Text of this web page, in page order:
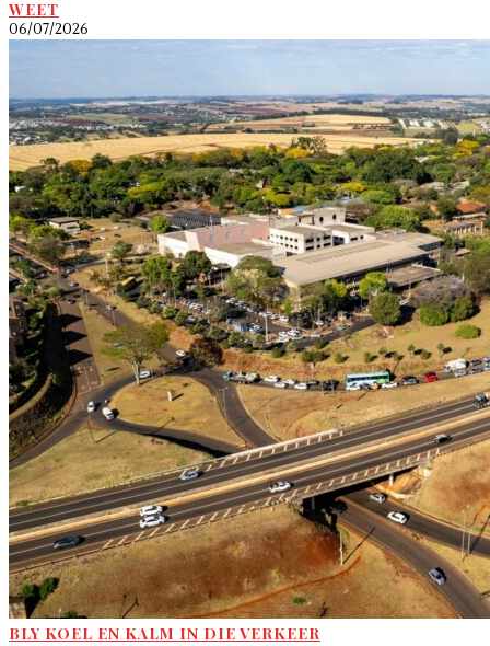
WEET
06/07/2026
BLY KOEL EN KALM IN DIE VERKEER